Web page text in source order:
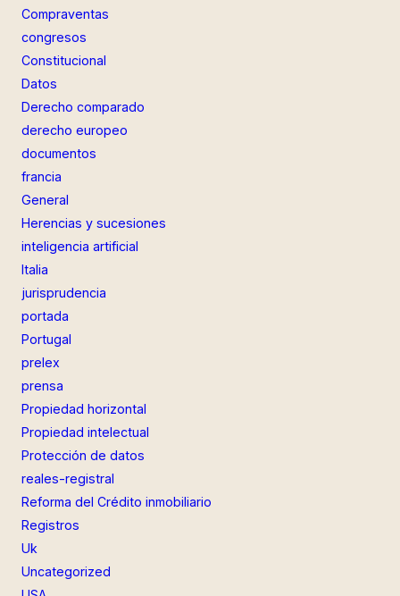
Compraventas
congresos
Constitucional
Datos
Derecho comparado
derecho europeo
documentos
francia
General
Herencias y sucesiones
inteligencia artificial
Italia
jurisprudencia
portada
Portugal
prelex
prensa
Propiedad horizontal
Propiedad intelectual
Protección de datos
reales-registral
Reforma del Crédito inmobiliario
Registros
Uk
Uncategorized